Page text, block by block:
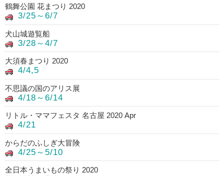
鶴舞公園 花まつり 2020
3/25～6/7
犬山城遊覧船
3/28～4/7
大須春まつり 2020
4/4,5
不思議の国のアリス展
4/18～6/14
リトル・ママフェスタ 名古屋 2020 Apr
4/21
からだのふしぎ大冒険
4/25～5/10
全日本うまいもの祭り 2020